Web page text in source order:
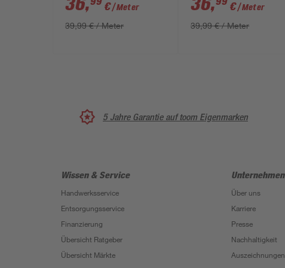
36, €/ Meter
39,99 € / Meter
mm
36, €/ Meter
39,99 € / Meter
5 Jahre Garantie auf toom Eigenmarken
Wissen & Service
Handwerksservice
Entsorgungsservice
Finanzierung
Übersicht Ratgeber
Übersicht Märkte
Unternehmen
Über uns
Karriere
Presse
Nachhaltigkeit
Auszeichnungen